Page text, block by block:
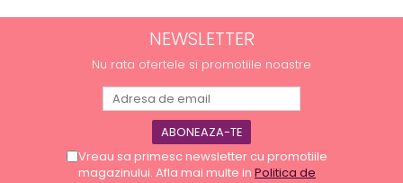
NEWSLETTER
Nu rata ofertele si promotiile noastre
Vreau sa primesc newsletter cu promotiile
magazinului. Afla mai multe in Politica de